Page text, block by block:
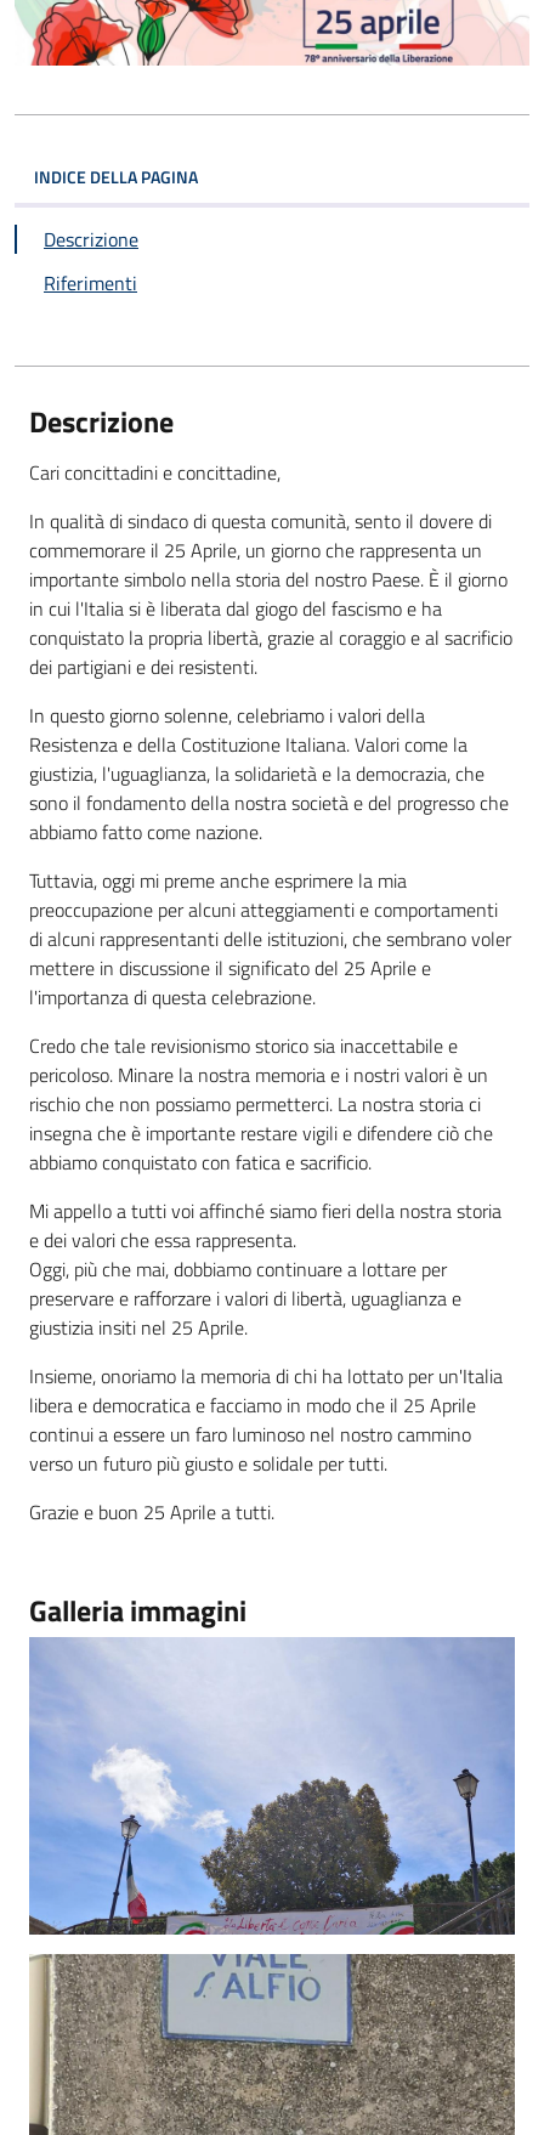
INDICE DELLA PAGINA
Descrizione
Riferimenti
Descrizione
Cari concittadini e concittadine,
In qualità di sindaco di questa comunità, sento il dovere di
commemorare il 25 Aprile, un giorno che rappresenta un
importante simbolo nella storia del nostro Paese. È il giorno
in cui l'Italia si è liberata dal giogo del fascismo e ha
conquistato la propria libertà, grazie al coraggio e al sacrificio
dei partigiani e dei resistenti.
In questo giorno solenne, celebriamo i valori della
Resistenza e della Costituzione Italiana. Valori come la
giustizia, l'uguaglianza, la solidarietà e la democrazia, che
sono il fondamento della nostra società e del progresso che
abbiamo fatto come nazione.
Tuttavia, oggi mi preme anche esprimere la mia
preoccupazione per alcuni atteggiamenti e comportamenti
di alcuni rappresentanti delle istituzioni, che sembrano voler
mettere in discussione il significato del 25 Aprile e
l'importanza di questa celebrazione.
Credo che tale revisionismo storico sia inaccettabile e
pericoloso. Minare la nostra memoria e i nostri valori è un
rischio che non possiamo permetterci. La nostra storia ci
insegna che è importante restare vigili e difendere ciò che
abbiamo conquistato con fatica e sacrificio.
Mi appello a tutti voi affinché siamo fieri della nostra storia
e dei valori che essa rappresenta.
Oggi, più che mai, dobbiamo continuare a lottare per
preservare e rafforzare i valori di libertà, uguaglianza e
giustizia insiti nel 25 Aprile.
Insieme, onoriamo la memoria di chi ha lottato per un'Italia
libera e democratica e facciamo in modo che il 25 Aprile
continui a essere un faro luminoso nel nostro cammino
verso un futuro più giusto e solidale per tutti.
Grazie e buon 25 Aprile a tutti.
Galleria immagini